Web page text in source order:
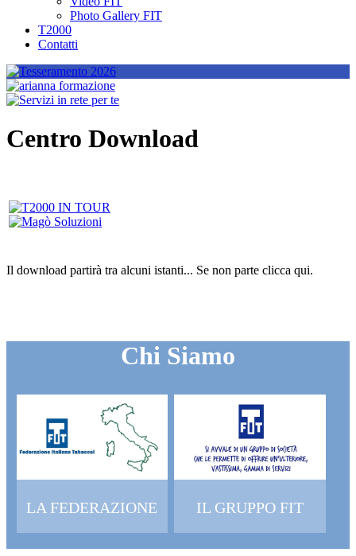
Photo Gallery FIT
T2000
Contatti
Centro Download
Il download partirà tra alcuni istanti... Se non parte clicca qui.
Chi Siamo
LA FEDERAZIONE IL GRUPPO FIT